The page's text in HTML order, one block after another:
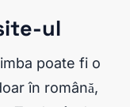
ul
poate fi o
în română,